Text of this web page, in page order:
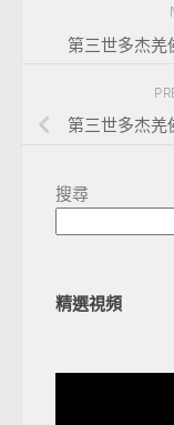
第三世多杰羌
第三世多杰羌
搜尋
精選視頻